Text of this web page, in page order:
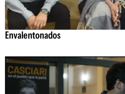
Envalentonados